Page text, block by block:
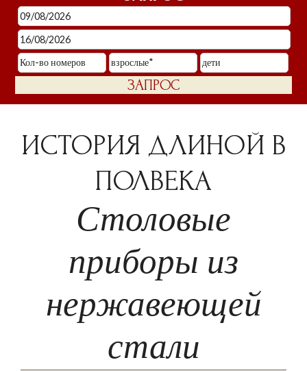
ИСТОРИЯ ДЛИНОЙ В
ПОЛВЕКА
Столовые
приборы из
нержавеющей
стали